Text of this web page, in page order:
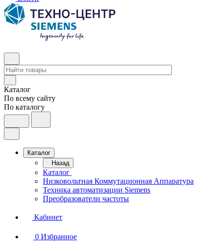
Каталог
По всему сайту
По каталогу
Каталог
Назад
Каталог
Низковольтная Коммутационная Аппаратура
Техника автоматизации Siemens
Преобразователи частоты
Кабинет
0 Избранное